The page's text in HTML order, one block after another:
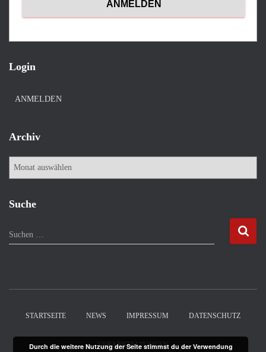
Login
ANMELDEN
Archiv
A
h
Suche
S
u
Suchen …
STARTSEITE NEWS IMPRESSUM DATENSCHUTZ
VERANSTALTUNGEN
Durch die weitere Nutzung der Seite stimmst du der Verwendung